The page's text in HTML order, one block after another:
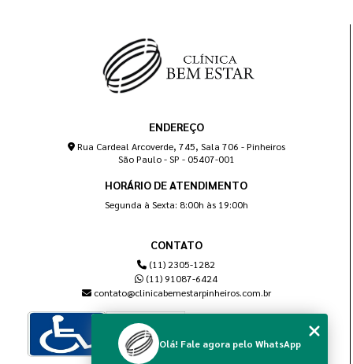
ENDEREÇO
Rua Cardeal Arcoverde, 745, Sala 706 - Pinheiros
São Paulo - SP - 05407-001
HORÁRIO DE ATENDIMENTO
Segunda à Sexta: 8:00h às 19:00h
CONTATO
(11) 2305-1282
(11) 91087-6424
contato@clinicabemestarpinheiros.com.br
Olá! Fale agora pelo WhatsApp